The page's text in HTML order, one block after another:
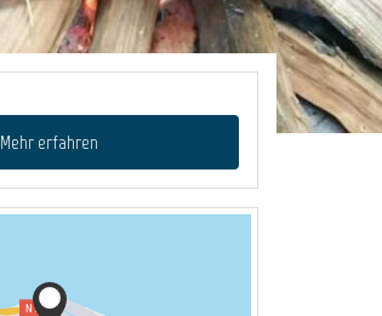
Mehr erfahren